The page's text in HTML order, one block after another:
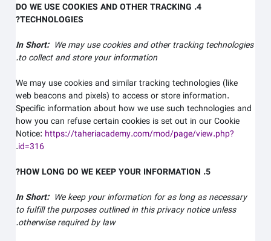
4. DO WE USE COOKIES AND OTHER TRACKING
TECHNOLOGIES?
In Short:We may use cookies and other tracking technologies
to collect and store your information.
We may use cookies and similar tracking technologies (like
web beacons and pixels) to access or store information.
Specific information about how we use such technologies and
how you can refuse certain cookies is set out in our Cookie
Notice:https://taheriacademy.com/mod/page/view.php?
id=316
.
In Short:We keep your information for as long as necessary
to fulfill the purposes outlined in this privacy notice unless
otherwise required by law.